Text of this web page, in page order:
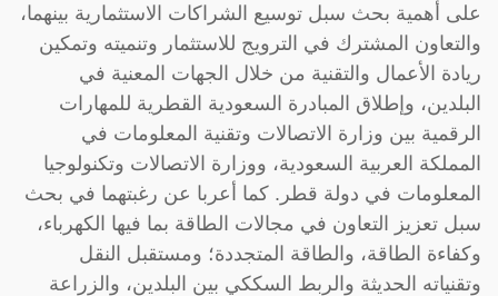
على أهمية بحث سبل توسيع الشراكات الاستثمارية بينهما،
والتعاون المشترك في الترويج للاستثمار وتنميته وتمكين
ريادة الأعمال والتقنية من خلال الجهات المعنية في
البلدين، وإطلاق المبادرة السعودية القطرية للمهارات
الرقمية بين وزارة الاتصالات وتقنية المعلومات في
المملكة العربية السعودية، ووزارة الاتصالات وتكنولوجيا
المعلومات في دولة قطر. كما أعربا عن رغبتهما في بحث
سبل تعزيز التعاون في مجالات الطاقة بما فيها الكهرباء،
وكفاءة الطاقة، والطاقة المتجددة؛ ومستقبل النقل
وتقنياته الحديثة والربط السككي بين البلدين، والزراعة